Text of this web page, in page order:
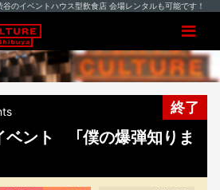
谷のイベントハウス型飲食店 会場レンタルも可能です！
終了
ベント 「僕の爆弾知りま